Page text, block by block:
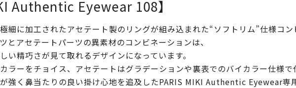
Authentic Eyewear 108】
細に加工されたアセテート製のリングが組み込まれた“ソフトリム”仕様コ
とアセテートパーツの異素材のコンビネーションは、
い精巧さが見て取れるデザインになっています。
ラーをチョイス、アセテートはグラデーションや裏表でのバイカラー仕様で
強く鼻当たりの良い掛け心地を追及したPARIS MIKI Authentic Eyewear専